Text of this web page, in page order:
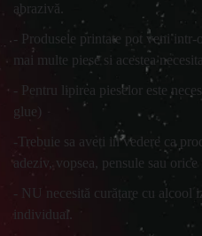
abrazivă.
- Produsele printate pot veni intr-
mai multe piese si acestea
- Pentru lipirea pieselor este
glue)
-Trebuie sa aveti in vedere ca
adeziv, vopsea, pensule sau
- NU necesită curățare cu alcool
individual.